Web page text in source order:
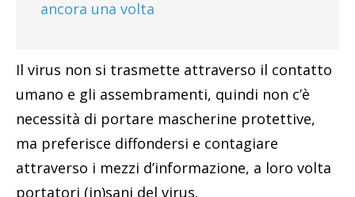
ancora una volta
Il virus non si trasmette attraverso il contatto
umano e gli assembramenti, quindi non c’è
necessità di portare mascherine protettive,
ma preferisce diffondersi e contagiare
attraverso i mezzi d’informazione, a loro volta
portatori (in)sani del virus.